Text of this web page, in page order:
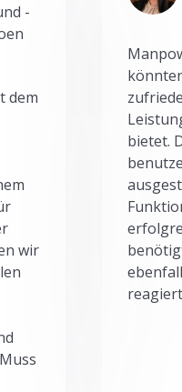
-
dem
wir
bietet.